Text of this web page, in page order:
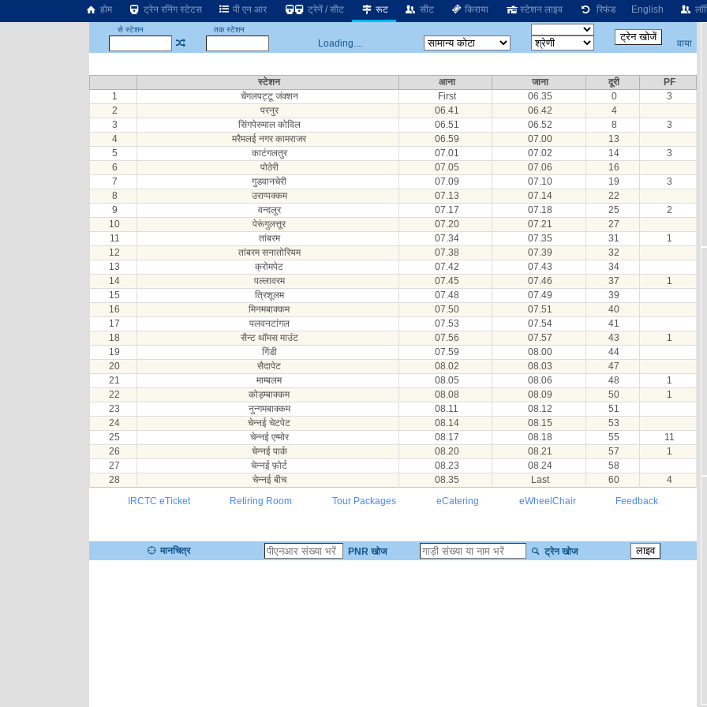
होम ट्रेन रनिंग स्टेटस पी एन आर ट्रेनें / सीट रूट सीट किराया स्टेशन लाइव रिफंड English
से स्टेशन तक स्टेशन
Loading.... वाया
स्टेशन आना जाना दूरी
PF
1
चेंगलपट्टू जंक्शन First 06.35 0
3
2
परनुर 06.41 06.42
4
3
सिंगपेरुमाल कोविल 06.51 06.52 8
3
4
मरैमलई नगर कामराजर 06.59 07.00
13
5
काटंगलतुर 07.01 07.02 14
3
6
पोठेरी 07.05 07.06
16
7
गुडवानचेरी 07.09 07.10 19
3
8
उराप्पक्कम 07.13 07.14
22
9
वन्दलुर 07.17 07.18 25
2
10
पेरूंगुलत्तूर 07.20 07.21
27
11
तांबरम 07.34 07.35 31
1
12
तांबरम सनातोरियम 07.38 07.39
32
13
क्रोमपेट 07.42 07.43
34
14
पल्लावरम 07.45 07.46 37
1
15
त्रिशूलम 07.48 07.49
39
16
मिनमबाक्कम 07.50 07.51
40
17
पलवनटांगल 07.53 07.54
41
18
सैन्ट थॉमस माउंट 07.56 07.57 43
1
19
गिंडी 07.59 08.00
44
20
सैदापेट 08.02 08.03
47
21
माम्बलम 08.05 08.06 48
1
22
कोड़म्बाक्कम 08.08 08.09 50
1
23
नुन्गमबाक्कम 08.11 08.12
51
24
चेन्नई चेटपेट 08.14 08.15
53
25
चेन्नई एग्मोर 08.17 08.18 55
11
26
चेन्नई पार्क 08.20 08.21 57
1
27
चेन्नई फ़ोर्ट 08.23 08.24
58
28
चेन्नई बीच 08.35 Last 60
4
IRCTC eTicket
Retiring Room Tour Packages eCatering eWheelChair Feedback
मानचित्र PNR खोज ट्रेन खोज